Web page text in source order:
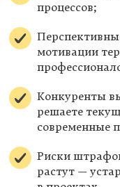
процессов;
мотивации
Конкуренты
решаете
современные
Риски
растут —